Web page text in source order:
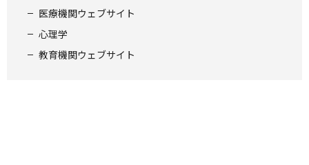
医療機関ウェブサイト
心理学
教育機関ウェブサイト